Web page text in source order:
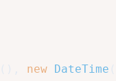
new DateTime